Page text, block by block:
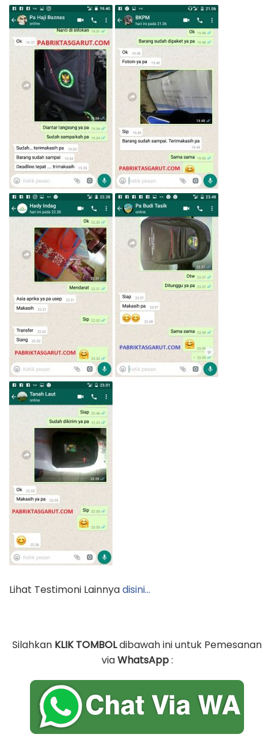
Lihat Testimoni Lainnyadisini…
Silahkan KLIK TOMBOLdibawah ini untuk Pemesanan
viaWhatsApp: